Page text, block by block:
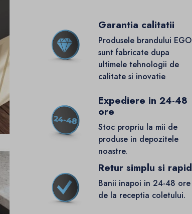
Garantia calitatii
Produsele brandului EGO
sunt fabricate dupa
ultimele tehnologii de
calitate si inovatie
Expediere in 24-48
ore
Stoc propriu la mii de
produse in depozitele
noastre.
Retur simplu si rapid
Banii inapoi in 24-48 ore
de la receptia coletului.